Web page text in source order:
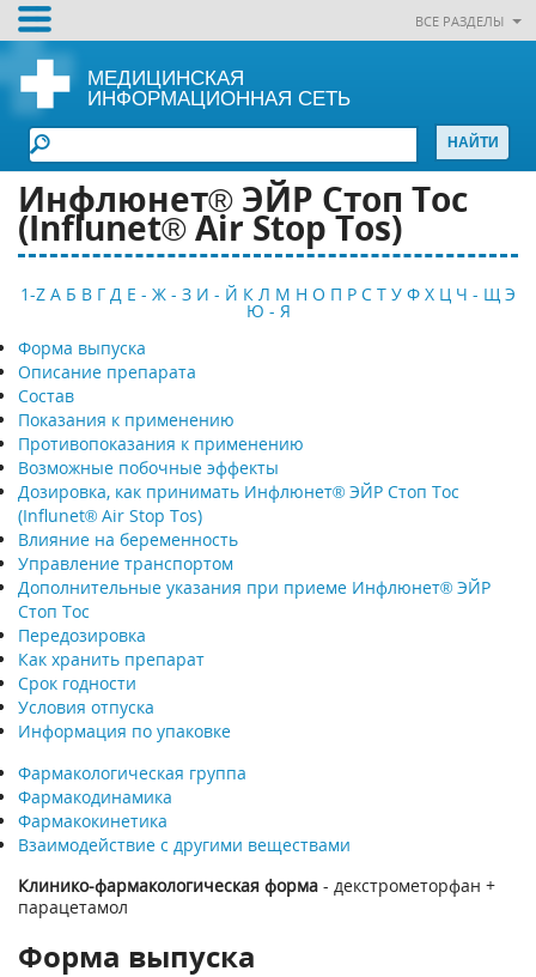
ВСЕ РАЗДЕЛЫ
МЕДИЦИНСКАЯ
ИНФОРМАЦИОННАЯ СЕТЬ
Инфлюнет® ЭЙР Стоп Тос
(Influnet® Air Stop Tos)
1-Z А Б В Г Д Е - Ж - З И - Й К Л М Н О П Р С Т У Ф Х Ц Ч - Щ Э
Ю - Я
Форма выпуска
Описание препарата
Состав
Показания к применению
Противопоказания к применению
Возможные побочные эффекты
Дозировка, как принимать Инфлюнет® ЭЙР Стоп Тос
(Influnet® Air Stop Tos)
Влияние на беременность
Управление транспортом
Дополнительные указания при приеме Инфлюнет® ЭЙР
Стоп Тос
Передозировка
Как хранить препарат
Срок годности
Условия отпуска
Информация по упаковке
Фармакологическая группа
Фармакодинамика
Фармакокинетика
Взаимодействие с другими веществами
Клинико-фармакологическая форма - декстрометорфан +
парацетамол
Форма выпуска